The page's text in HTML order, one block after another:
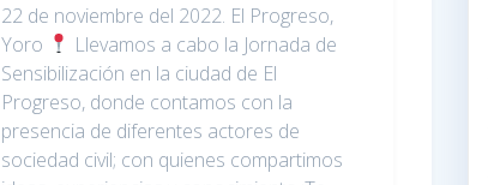
22 de noviembre del 2022. El Progreso,
Yoro
Llevamos a cabo la Jornada de
Sensibilización en la ciudad de El
Progreso, donde contamos con la
presencia de diferentes actores de
sociedad civil; con quienes compartimos